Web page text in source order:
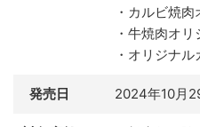
・カルビ焼
・牛焼肉オ
・オリジナ
発売日 2024年10月